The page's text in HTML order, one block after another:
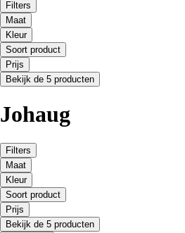
Filters
Maat
Kleur
Soort product
Prijs
Bekijk de 5 producten
Johaug
Filters
Maat
Kleur
Soort product
Prijs
Bekijk de 5 producten